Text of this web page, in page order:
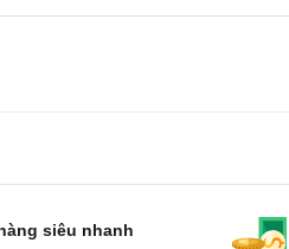
siêu nhanh